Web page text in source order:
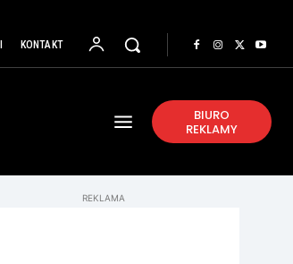
KONTAKT
BIURO
REKLAMY
REKLAMA